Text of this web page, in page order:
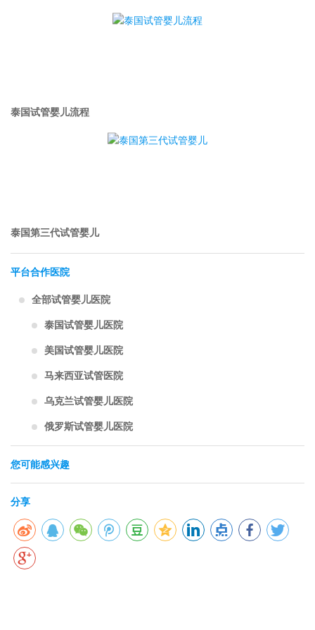
泰国试管婴儿流程
泰国第三代试管婴儿
平台合作医院
全部试管婴儿医院
泰国试管婴儿医院
美国试管婴儿医院
马来西亚试管医院
乌克兰试管婴儿医院
俄罗斯试管婴儿医院
您可能感兴趣
分享